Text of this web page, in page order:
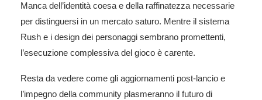
Manca dell’identità coesa e della raffinatezza necessarie
per distinguersi in un mercato saturo. Mentre il sistema
Rush e i design dei personaggi sembrano promettenti,
l’esecuzione complessiva del gioco è carente.
Resta da vedere come gli aggiornamenti post-lancio e
l’impegno della community plasmeranno il futuro di